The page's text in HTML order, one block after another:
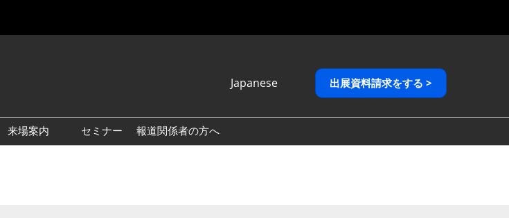
Japanese
English
繁體中文
出展資料請求をする >
来場案内
セミナー 報道関係者の方へ